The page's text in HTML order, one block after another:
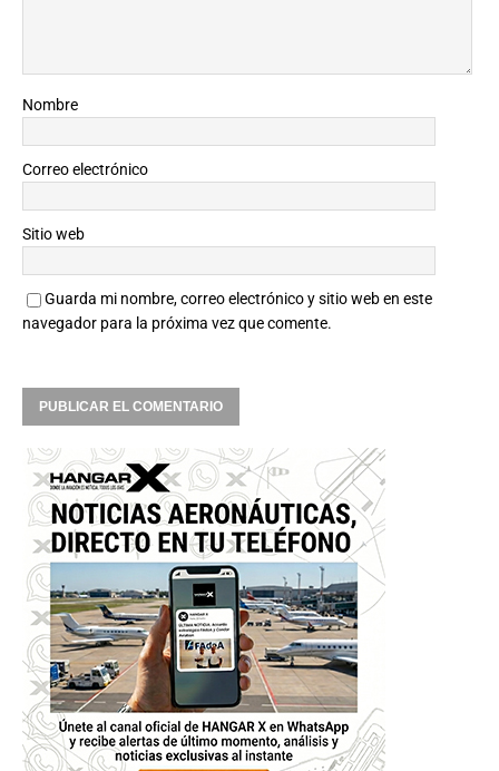
Nombre
Correo electrónico
Sitio web
Guarda mi nombre, correo electrónico y sitio web en este
navegador para la próxima vez que comente.